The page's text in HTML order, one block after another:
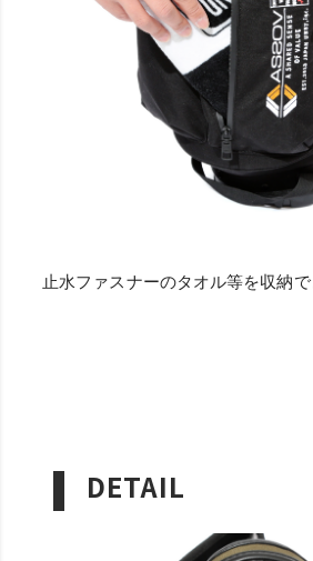
止水ファスナーのタオル等を収納で
DETAIL